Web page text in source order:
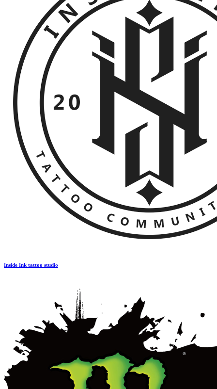
Inside Ink tattoo studio